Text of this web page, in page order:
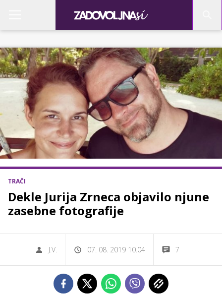
TRAČI
Dekle Jurija Zrneca objavilo njune
zasebne fotografije
J.V. 07. 08. 2019 10.04 7